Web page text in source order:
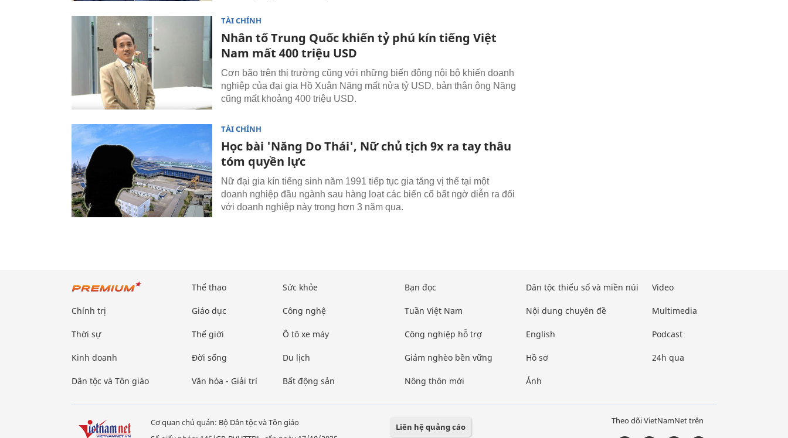
TÀI CHÍNH
Nhân tố Trung Quốc khiến tỷ phú kín tiếng Việt
Nam mất 400 triệu USD
Cơn bão trên thị trường cũng với những biến động nội bộ khiến doanh
nghiệp của đại gia Hồ Xuân Năng mất nửa tỷ USD, bản thân ông Năng
cũng mất khoảng 400 triệu USD.
TÀI CHÍNH
Học bài 'Năng Do Thái', Nữ chủ tịch 9x ra tay thâu
tóm quyền lực
Nữ đại gia kín tiếng sinh năm 1991 tiếp tục gia tăng vị thế tại một
doanh nghiệp đầu ngành sau hàng loạt các biến cố bất ngờ diễn ra đối
với doanh nghiệp này trong hơn 3 năm qua.
Chính trị
Thời sự
Kinh doanh
Dân tộc và Tôn giáo
Thể thao
Giáo dục
Thế giới
Đời sống
Văn hóa - Giải trí
Sức khỏe
Công nghệ
Ô tô xe máy
Du lịch
Bất động sản
Bạn đọc
Tuần Việt Nam
Công nghiệp hỗ trợ
Giảm nghèo bền vững
Nông thôn mới
Dân tộc thiểu số và miền núi
Nội dung chuyên đề
English
Hồ sơ
Ảnh
Video
Multimedia
Podcast
24h qua
Cơ quan chủ quản: Bộ Dân tộc và Tôn giáo
Liên hệ quảng cáo
Theo dõi VietNamNet trên